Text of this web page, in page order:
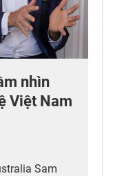
nhìn
Việt Nam
Sam